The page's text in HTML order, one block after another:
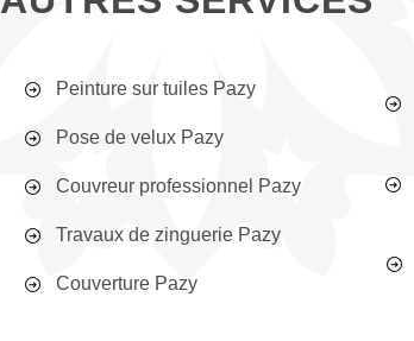
Peinture sur tuiles Pazy
Pose de velux Pazy
Couvreur professionnel Pazy
Travaux de zinguerie Pazy
Couverture Pazy